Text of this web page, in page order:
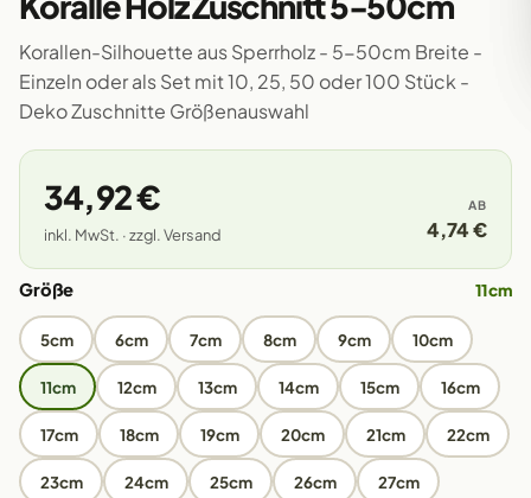
Korallen-Silhouette aus Sperrholz - 5-50cm Breite -
Einzeln oder als Set mit 10, 25, 50 oder 100 Stück -
Deko Zuschnitte Größenauswahl
34,92 €
inkl. MwSt. · zzgl. Versand
AB
4,74 €
Größe 11cm
5cm 6cm 7cm 8cm 9cm 10cm
11cm 12cm 13cm 14cm 15cm 16cm
17cm 18cm 19cm 20cm 21cm 22cm
23cm 24cm 25cm 26cm 27cm